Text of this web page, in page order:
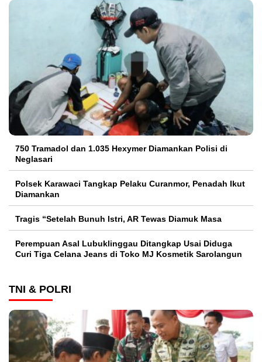
750 Tramadol dan 1.035 Hexymer Diamankan Polisi di
Neglasari
Polsek Karawaci Tangkap Pelaku Curanmor, Penadah Ikut
Diamankan
Tragis “Setelah Bunuh Istri, AR Tewas Diamuk Masa
Perempuan Asal Lubuklinggau Ditangkap Usai Diduga
Curi Tiga Celana Jeans di Toko MJ Kosmetik Sarolangun
TNI & POLRI